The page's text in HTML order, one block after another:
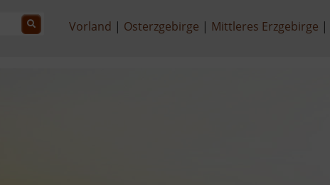
Vorland Osterzgebirge Mittleres Erzgebirge